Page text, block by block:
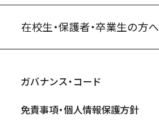
在校生・保護者・卒業生の方へ
ガバナンス・コード
免責事項・個人情報保護方針